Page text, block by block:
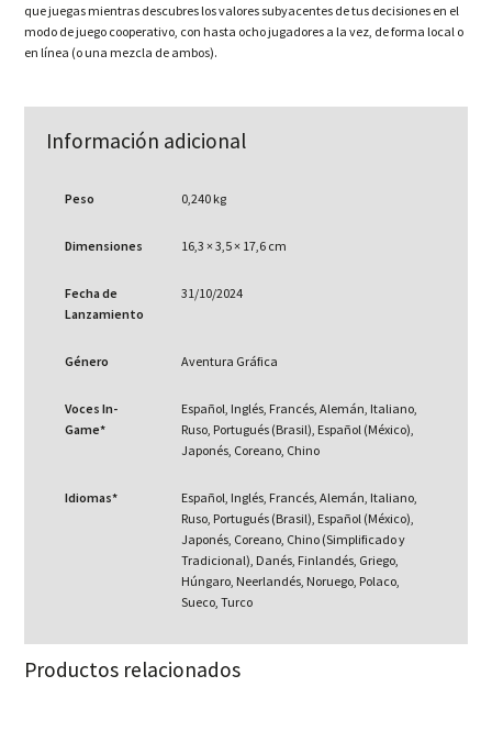
que juegas mientras descubres los valores subyacentes de tus decisiones en el
modo de juego cooperativo, con hasta ocho jugadores a la vez, de forma local o
en línea (o una mezcla de ambos).
Información adicional
Peso 0,240 kg
Dimensiones 16,3 × 3,5 × 17,6 cm
Fecha de
Lanzamiento
31/10/2024
Género Aventura Gráfica
Voces In-
Game*
Español, Inglés, Francés, Alemán, Italiano,
Ruso, Portugués (Brasil), Español (México),
Japonés, Coreano, Chino
Idiomas*
Español, Inglés, Francés, Alemán, Italiano,
Ruso, Portugués (Brasil), Español (México),
Japonés, Coreano, Chino (Simplificado y
Tradicional), Danés, Finlandés, Griego,
Húngaro, Neerlandés, Noruego, Polaco,
Sueco, Turco
Productos relacionados